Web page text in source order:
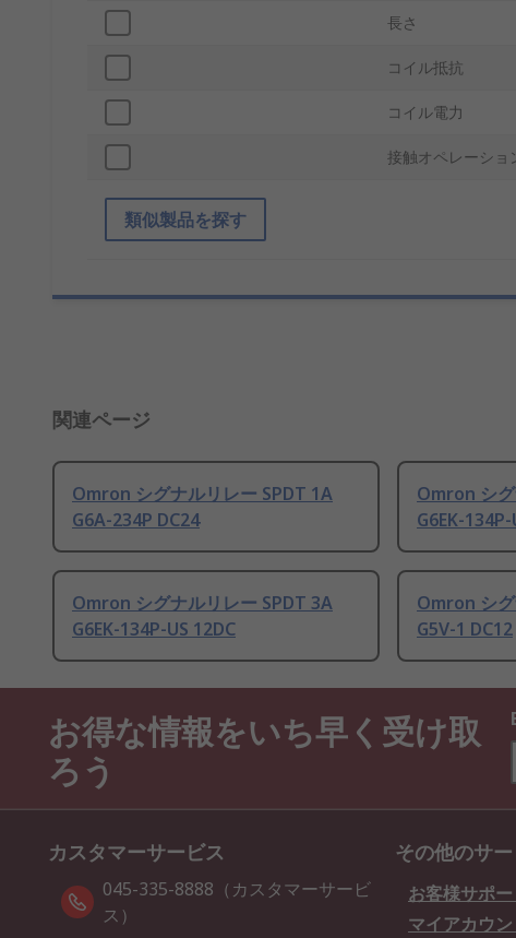
長さ
コイル抵抗
コイル電力
接触オペレーショ
類似製品を探す
関連ページ
Omron シグナルリレー SPDT 1A
G6A-234P DC24
Omron シ
G6EK-134P-
Omron シグナルリレー SPDT 3A
G6EK-134P-US 12DC
Omron シ
G5V-1 DC12
お得な情報をいち早く受け取
ろう
カスタマーサービス
045-335-8888（カスタマーサービ
ス）
その他のサ
お客様サポー
マイアカウ